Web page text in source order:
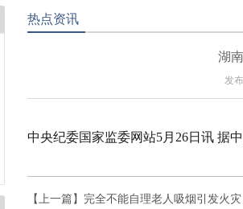
热点资讯
湖
发
中央纪委国家监委网站5月26日讯 据
【上一篇】 完全不能自理老人吸烟引发火